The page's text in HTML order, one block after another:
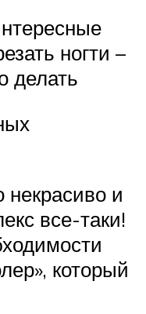
ногти –
делать
некрасиво и
все-таки!
который